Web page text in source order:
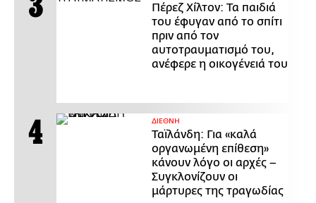
Πέρεζ Χίλτον: Τα παιδιά
του έφυγαν από το σπίτι
πριν από τον
αυτοτραυματισμό του,
ανέφερε η οικογένειά του
ΔΙΕΘΝΗ
Ταϊλάνδη: Για «καλά
οργανωμένη επίθεση»
κάνουν λόγο οι αρχές –
Συγκλονίζουν οι
μάρτυρες της τραγωδίας